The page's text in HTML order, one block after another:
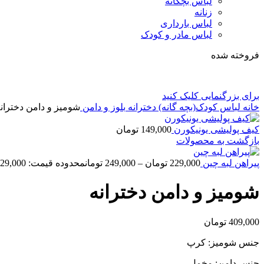
زنانه
لباس بارداری
لباس مادر و کودک
فروخته شده
برای بزرگنمایی کلیک کنید
خانه لباس کودک(بچه گانه) دخترانه بلوز و دامن شومیز و دامن
کیف پولیشی یونیکورن 149,000 تومان
بازگشت به محصولات
پیراهن لبه چین 229,000 تومان –
249,000 تومانمحدوده قیمت: 229,000 تومان تا 249,000 تومان
شومیز و دامن دخترانه
409,000 تومان
جنس شومیز: کرپ